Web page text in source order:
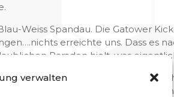
verwalten
Weiss Spandau. Die Gatower
erreichte uns. Dass es
Paraden hielt, was
auch Pierre in der Kabine die
nur noch als Sieger vom Platz.